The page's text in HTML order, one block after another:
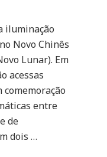
iluminação
Novo Chinês
Lunar). Em
acessas
comemoração
entre
de
dois …